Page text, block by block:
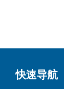
快速导航